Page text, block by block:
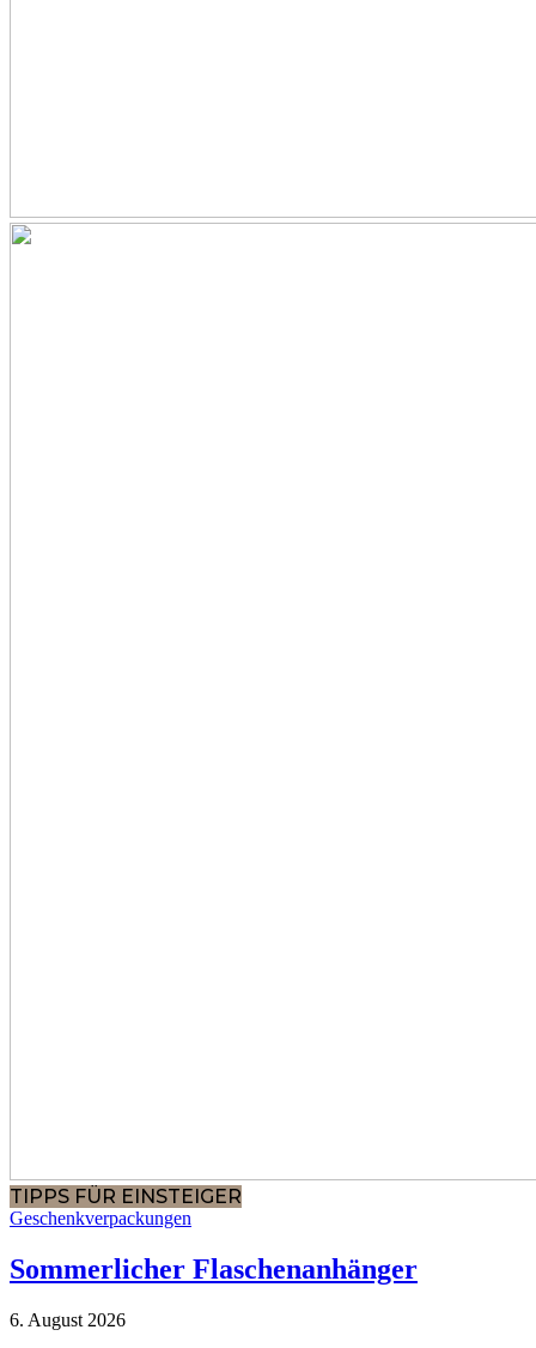
TIPPS FÜR EINSTEIGER
Geschenkverpackungen
Sommerlicher Flaschenanhänger
6. August 2026